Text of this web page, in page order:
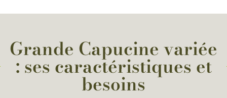
Grande Capucine variée
: ses caractéristiques et
besoins